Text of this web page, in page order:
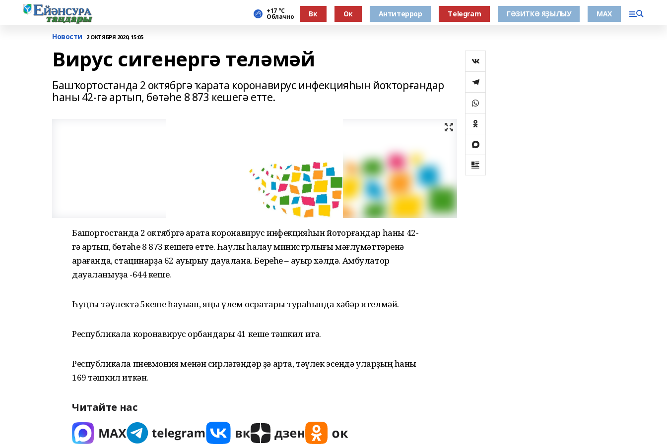
+17 °С
Облачно Вк Ок Антитеррор Тelegram ГӘЗИТКӘ ЯҘЫЛЫУ МАХ
Новости 2 ОКТЯБРЯ 2020, 15:05
Вирус сигенергә теләмәй
Башҡортостанда 2 октябргә ҡарата коронавирус инфекцияһын йоҡторғандар
һаны 42-гә артып, бөтәһе 8 873 кешегә етте.
Башҡортостанда 2 октябргә ҡарата коронавирус инфекцияһын йоҡторғандар һаны 42-
гә артып, бөтәһе 8 873 кешегә етте. Һаулыҡ һаҡлау министрлығы мәғлүмәттәренә
ҡарағанда, стацинарҙа 62 ауырыу дауалана. Береһе – ауыр хәлдә. Амбулатор
дауаланыуҙа -644 кеше.
Һуңғы тәүлектә 5кеше һауыҡҡан, яңы үлем осраҡтары тураһында хәбәр ителмәй.
Республикала коронавирус ҡорбандары 41 кеше тәшкил итә.
Республикала пневмония менән сирләгәндәр ҙә арта, тәүлек эсендә уларҙың һаны
169 тәшкил иткән.
Читайте нас